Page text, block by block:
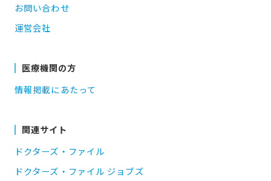
お問い合わせ
運営会社
医療機関の方
情報掲載にあたって
関連サイト
ドクターズ・ファイル
ドクターズ・ファイル ジョブズ